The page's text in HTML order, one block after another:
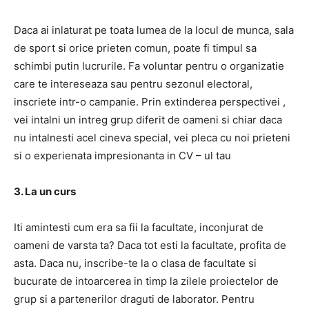
Daca ai inlaturat pe toata lumea de la locul de munca, sala
de sport si orice prieten comun, poate fi timpul sa
schimbi putin lucrurile. Fa voluntar pentru o organizatie
care te intereseaza sau pentru sezonul electoral,
inscriete intr-o campanie. Prin extinderea perspectivei ,
vei intalni un intreg grup diferit de oameni si chiar daca
nu intalnesti acel cineva special, vei pleca cu noi prieteni
si o experienata impresionanta in CV – ul tau
3. La un curs
Iti amintesti cum era sa fii la facultate, inconjurat de
oameni de varsta ta? Daca tot esti la facultate, profita de
asta. Daca nu, inscribe-te la o clasa de facultate si
bucurate de intoarcerea in timp la zilele proiectelor de
grup si a partenerilor draguti de laborator. Pentru